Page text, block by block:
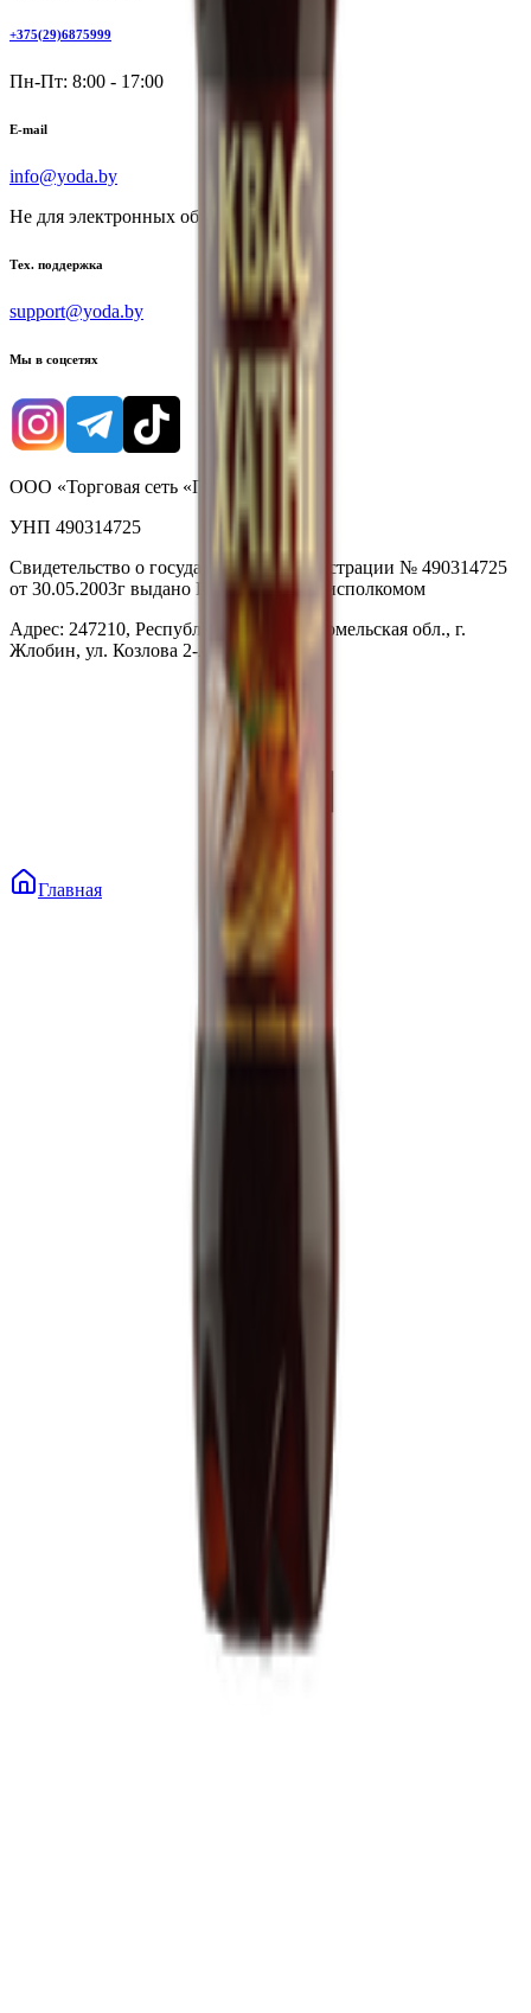
+375(29)6875999
Пн-Пт: 8:00 - 17:00
E-mail
info@yoda.by
Не для электронных обращений
Тех. поддержка
support@yoda.by
Мы в соцсетях
ООО «Торговая сеть «Продмир»
УНП 490314725
Свидетельство о государственной регистрации № 490314725
от 30.05.2003г выдано Гомельским облисполкомом
Адрес: 247210, Республика Беларусь, Гомельская обл., г.
Жлобин, ул. Козлова 2-А
Главная